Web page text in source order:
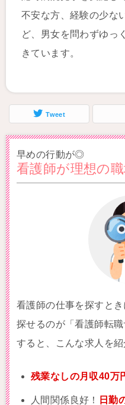
不安な方、経験の少な
ど、男女を問わずゆっ
きています。
Tweet
早めの行動が◎
看護師が理想の
看護師の仕事を探すと
探せるのが「看護師転
すると、こんな求人を紹
残業なしの月収40万
人間関係良好！ 日勤